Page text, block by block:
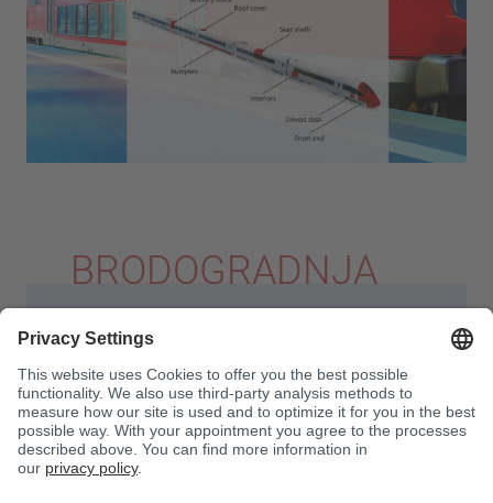
BRODOGRADNJA
Lijepi, sjaji, drži
Brodogradnja se ubraja u najvažnija
područja primjene plastika ojačanih
vlaknima. Kao proizvođač jahti i plovila
znate koliko su sunce i slana voda izazovni